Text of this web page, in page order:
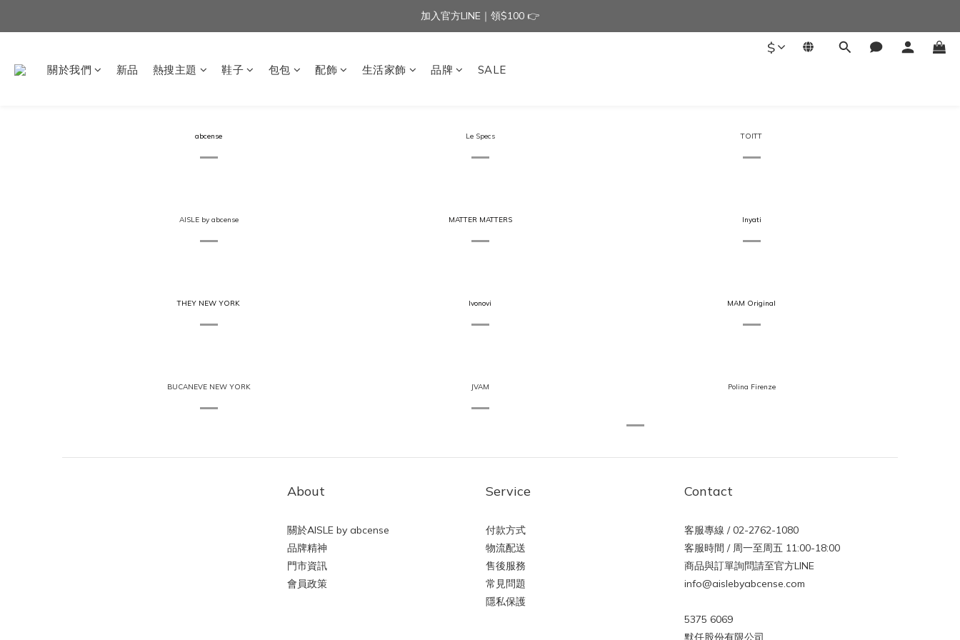
加入官方LINE｜領$100 👉
加入官方LINE｜領$100 👉
$
關於我們 新品 熱搜主題 鞋子 包包 配飾 生活家飾 品牌 SALE
abcense Le Specs TOITT
AISLE by abcense MATTER MATTERS Inyati
THEY NEW YORK Ivonovi MAM Original
BUCANEVE NEW YORK JVAM Polina Firenze
About
關於AISLE by abcense
品牌精神
門市資訊
會員政策
Service
付款方式
物流配送
售後服務
常見問題
隱私保護
Contact
客服專線 / 02-2762-1080
客服時間 / 周一至周五 11:00-18:00
商品與訂單詢問請至官方LINE
info@aislebyabcense.com
5375 6069
默任股份有限公司